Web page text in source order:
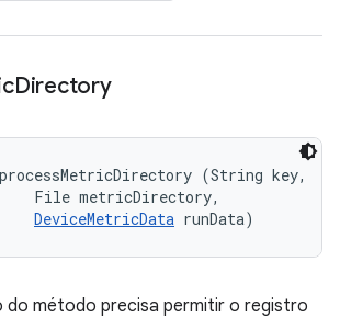
Directory
(String key,
File metricDirectory,
DeviceMetricData runData)
do método precisa permitir o registro